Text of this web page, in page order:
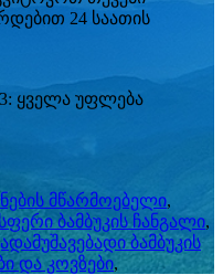
24 საათის
ყველა უფლება
მწარმოებელი,
ბამბუკის ჩანგალი,
ბამბუკის
და კოვზები,